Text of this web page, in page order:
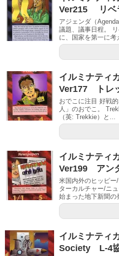
Ver215 リベ
アジェンダ（
議題、議事日程。
に、国家を第一に考
イルミナティ
Ver177 トレ
おでこに注目 好戦
人」のおでこ。
（英: Trekkie）と...
イルミナティ
Ver199 アン
米国内外のヒッピー
ターカルチャー/ニ
始まった地下新聞の
イルミナティ
Society L-4